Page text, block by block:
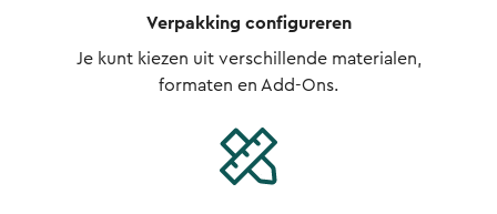
Verpakking configureren
Je kunt kiezen uit verschillende materialen,
formaten en Add-Ons.